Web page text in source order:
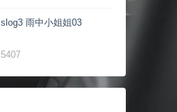
slog3 雨中小姐姐03
5407